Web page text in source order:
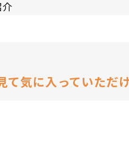
て気に入っていただ